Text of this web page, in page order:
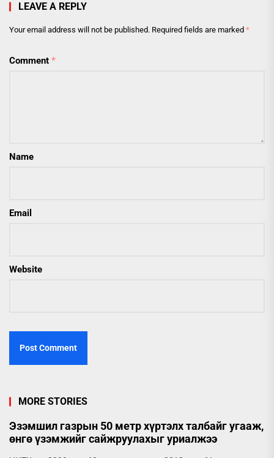
LEAVE A REPLY
Your email address will not be published. Required fields are marked *
Comment *
Name
Email
Website
MORE STORIES
Эзэмшил газрын 50 метр хүртэлх талбайг угааж,
өнгө үзэмжийг сайжруулахыг уриалжээ